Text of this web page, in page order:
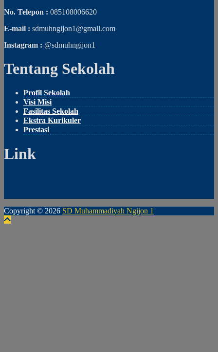
No. Telepon : 085108006620
E-mail : sdmuhngijon1@gmail.com
Instagram : @sdmuhngijon1
Tentang Sekolah
Profil Sekolah
Visi Misi
Fasilitas Sekolah
Ekstra Kurikuler
Prestasi
Link
Copyright © 2026 SD Muhammadiyah Ngijon 1